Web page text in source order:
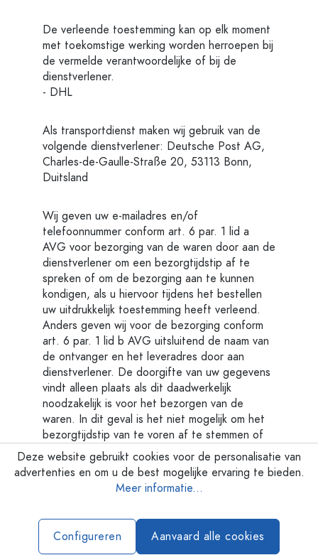
De verleende toestemming kan op elk moment
met toekomstige werking worden herroepen bij
de vermelde verantwoordelijke of bij de
dienstverlener.
- DHL
Als transportdienst maken wij gebruik van de
volgende dienstverlener: Deutsche Post AG,
Charles-de-Gaulle-Straße 20, 53113 Bonn,
Duitsland
Wij geven uw e-mailadres en/of
telefoonnummer conform art. 6 par. 1 lid a
AVG voor bezorging van de waren door aan de
dienstverlener om een bezorgtijdstip af te
spreken of om de bezorging aan te kunnen
kondigen, als u hiervoor tijdens het bestellen
uw uitdrukkelijk toestemming heeft verleend.
Anders geven wij voor de bezorging conform
art. 6 par. 1 lid b AVG uitsluitend de naam van
de ontvanger en het leveradres door aan
dienstverlener. De doorgifte van uw gegevens
vindt alleen plaats als dit daadwerkelijk
noodzakelijk is voor het bezorgen van de
waren. In dit geval is het niet mogelijk om het
bezorgtijdstip van te voren af te stemmen of
een melding over het bezorgtijdstip te
ontvangen.
met toekomstige werking worden herroepen bij
de vermelde verantwoordelijke of bij de
dienstverlener.
Deze website gebruikt cookies voor de personalisatie van
advertenties en om u de best mogelijke ervaring te bieden.
Meer informatie...
Configureren Aanvaard alle cookies